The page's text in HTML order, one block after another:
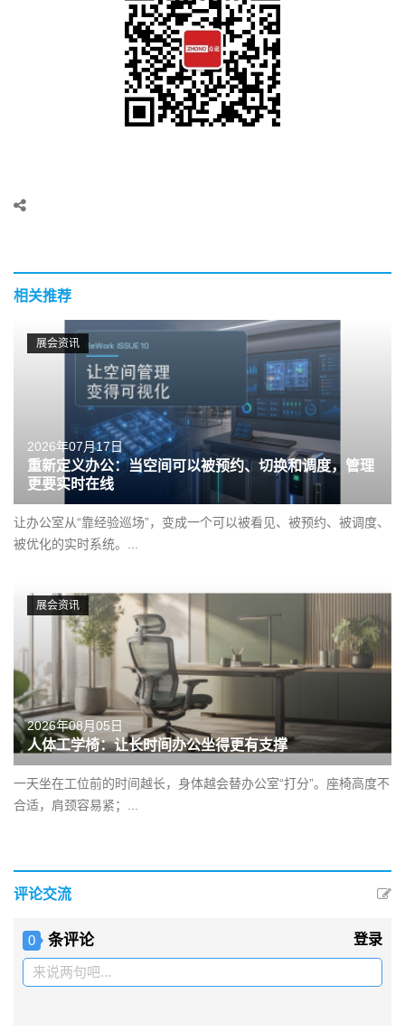
相关推荐
展会资讯
2026年07月17日
重新定义办公：当空间可以被预约、切换和调度，管理
更要实时在线
让办公室从“靠经验巡场”，变成一个可以被看见、被预约、被调度、
被优化的实时系统。...
展会资讯
2026年08月05日
人体工学椅：让长时间办公坐得更有支撑
一天坐在工位前的时间越长，身体越会替办公室“打分”。座椅高度不
合适，肩颈容易紧；...
评论交流
0 条评论 登录
来说两句吧...